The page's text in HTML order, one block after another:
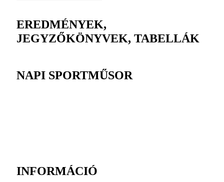
EREDMÉNYEK,
JEGYZŐKÖNYVEK, TABELLÁK
NAPI SPORTMŰSOR
INFORMÁCIÓ